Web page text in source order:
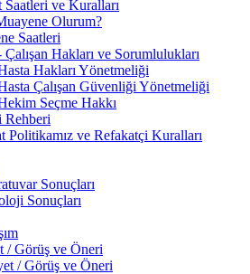
Saatleri ve Kuralları
Olurum?
Saatleri
Çalışan Hakları ve Sorumlulukları
Hakları Yönetmeliği
Çalışan Güvenliği Yönetmeliği
Seçme Hakkı
Rehberi
Politikamız ve Refakatçi Kuralları
Sonuçları
Sonuçları
/ Görüş ve Öneri
/ Görüş ve Öneri